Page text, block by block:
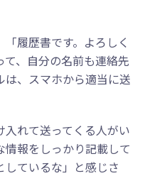
履歴書です。よろしく
、自分の名前も連絡先
、スマホから適当に送
れて送ってくる人がい
報をしっかり記載して
ているな」と感じさ